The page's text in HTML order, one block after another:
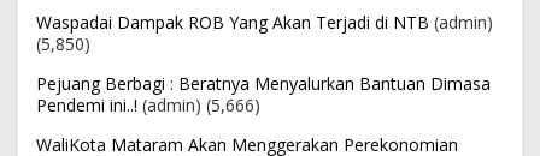
Waspadai Dampak ROB Yang Akan Terjadi di NTB (admin)
(5,850)
Pejuang Berbagi : Beratnya Menyalurkan Bantuan Dimasa
Pendemi ini..! (admin) (5,666)
WaliKota Mataram Akan Menggerakan Perekonomian